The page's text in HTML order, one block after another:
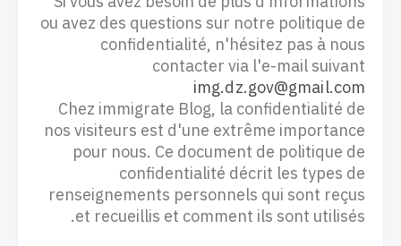
ou avez des questions sur notre politique de
confidentialité, n'hésitez pas à nous
contacter via l'e-mail suivant
img.dz.gov@gmail.com
Chez immigrate Blog, la confidentialité de
nos visiteurs est d'une extrême importance
pour nous. Ce document de politique de
confidentialité décrit les types de
renseignements personnels qui sont reçus
et recueillis et comment ils sont utilisés.